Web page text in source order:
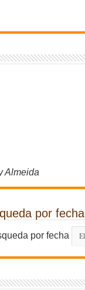
Almeida
por fecha
por fecha